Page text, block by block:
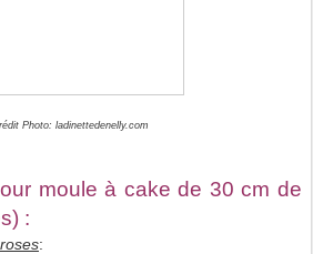
Photo: ladinettedenelly.com
moule à cake de 30 cm de
:
: